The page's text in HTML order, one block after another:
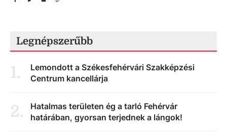
Legnépszerűbb
1.
Lemondott a Székesfehérvári Szakképzési
Centrum kancellárja
2.
Hatalmas területen ég a tarló Fehérvár
határában, gyorsan terjednek a lángok!